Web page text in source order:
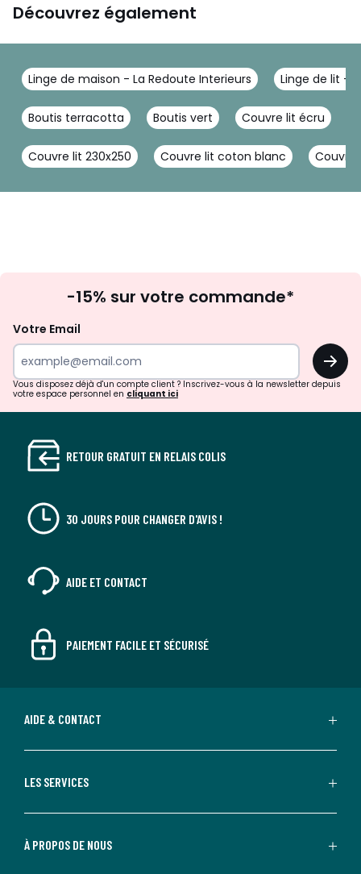
Découvrez également
Linge de maison - La Redoute Interieurs Linge de lit -
Boutis terracotta Boutis vert Couvre lit écru
Couvre lit 230x250 Couvre lit coton blanc Couvre
à
newsletter
-15% sur votre commande*
Votre Email
OK
Vous disposez déjà d'un compte client ? Inscrivez-vous à la newsletter depuis
votre espace personnel en cliquant ici
RETOUR GRATUIT EN RELAIS COLIS
30 JOURS POUR CHANGER D'AVIS !
AIDE ET CONTACT
PAIEMENT FACILE ET SÉCURISÉ
AIDE & CONTACT
LES SERVICES
À PROPOS DE NOUS